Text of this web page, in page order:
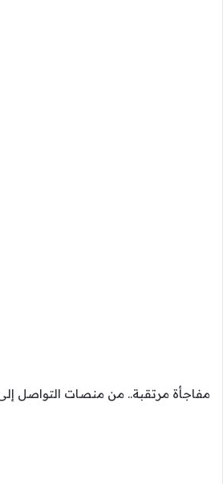
مفاجأة مرتقبة.. من منصات التواصل